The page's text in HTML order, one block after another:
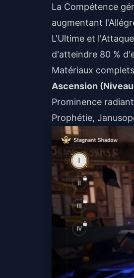
La Compétence
augmentant
L'Ultime et
d'atteindre 80 %
Matériaux
Ascension
Prominence
Prophétie,